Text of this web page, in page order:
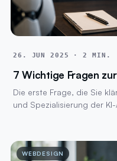
26. JUN 2025 · 2 MIN.
7 Wichtige Fragen
Die erste Frage, die Sie
und Spezialisierung der
WEBDESIGN